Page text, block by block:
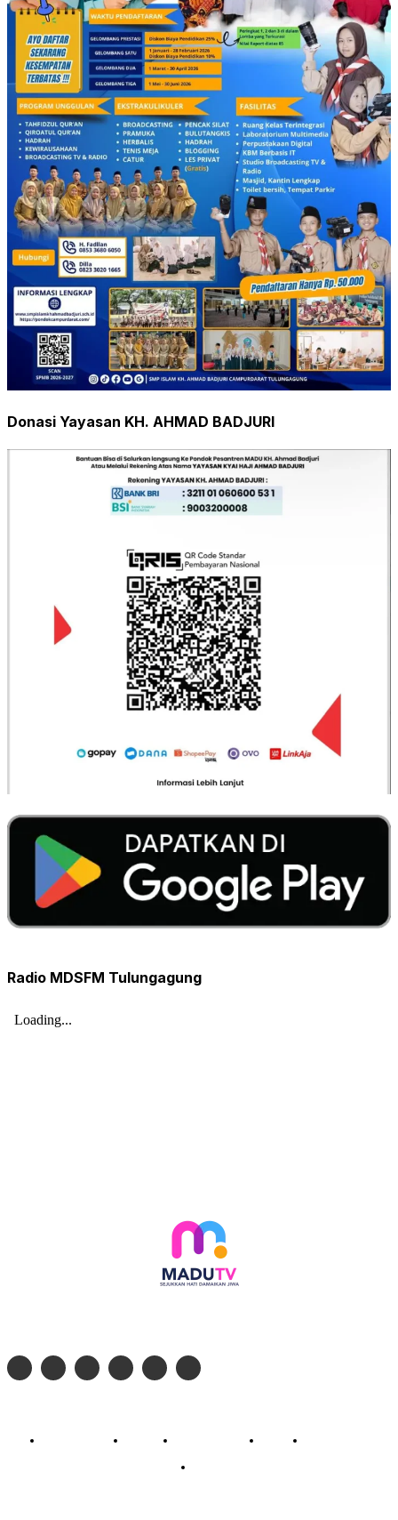
Donasi Yayasan KH. AHMAD BADJURI
Radio MDSFM Tulungagung
Profil Madu TV Redaksi Pedoman Siber Kontak